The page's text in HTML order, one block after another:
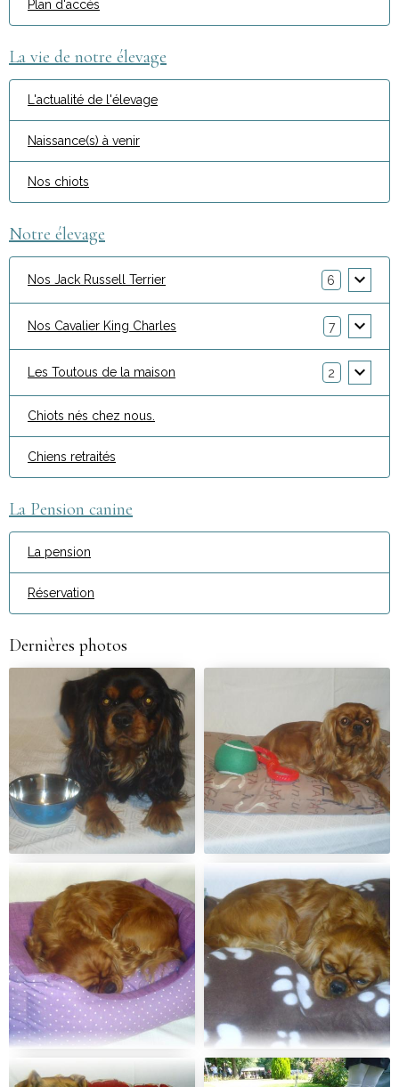
Plan d'accès
La vie de notre élevage
L'actualité de l'élevage
Naissance(s) à venir
Nos chiots
Notre élevage
Nos Jack Russell Terrier 6
Nos Cavalier King Charles 7
Les Toutous de la maison 2
Chiots nés chez nous.
Chiens retraités
La Pension canine
La pension
Réservation
Dernières photos